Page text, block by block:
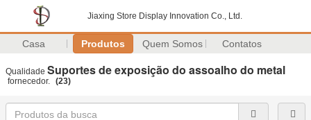
Jiaxing Store Display Innovation Co., Ltd.
Casa Produtos Quem Somos Contatos
Qualidade Suportes de exposição do assoalho do metal
fornecedor. (23)